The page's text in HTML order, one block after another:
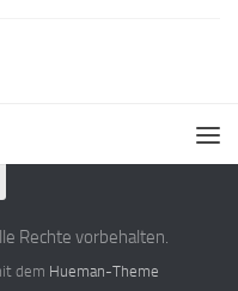
Rechte vorbehalten.
dem Hueman-Theme